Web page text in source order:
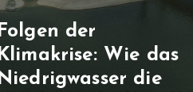
Folgen der
Klimakrise: Wie das
Niedrigwasser die